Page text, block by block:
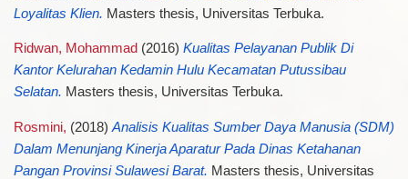
Loyalitas Klien. Masters thesis, Universitas Terbuka.
Ridwan, Mohammad (2016) Kualitas Pelayanan Publik Di
Kantor Kelurahan Kedamin Hulu Kecamatan Putussibau
Selatan. Masters thesis, Universitas Terbuka.
Rosmini, (2018) Analisis Kualitas Sumber Daya Manusia (SDM)
Dalam Menunjang Kinerja Aparatur Pada Dinas Ketahanan
Pangan Provinsi Sulawesi Barat. Masters thesis, Universitas